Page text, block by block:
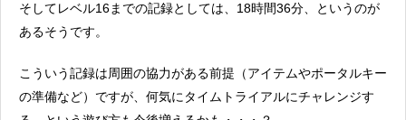
そしてレベル16までの記録としては、18時間36分、というのが
あるそうです。
こういう記録は周囲の協力がある前提（アイテムやポータルキー
の準備など）ですが、何気にタイムトライアルにチャレンジす